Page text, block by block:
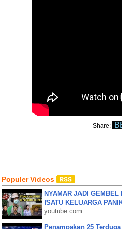
Share:
Populer Videos
NYAMAR JADI GEMBEL
❗SATU KELUARGA
youtube.com
Penampakan 25